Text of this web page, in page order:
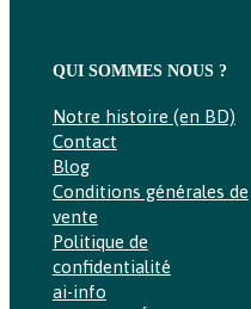
QUI SOMMES NOUS ?
Notre histoire (en BD)
Contact
Blog
Conditions générales de
vente
Politique de
confidentialité
ai-info